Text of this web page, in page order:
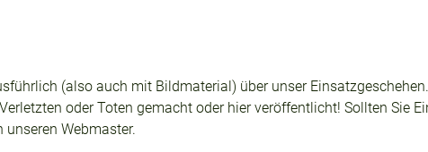
(also auch mit Bildmaterial) über unser
oder Toten gemacht oder hier veröffentlicht! Sollten Sie
Webmaster.